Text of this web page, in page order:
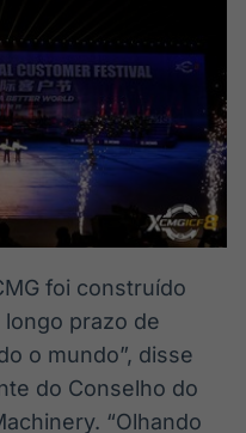
foi construído
prazo de
o mundo”, disse
do Conselho do
“Olhando